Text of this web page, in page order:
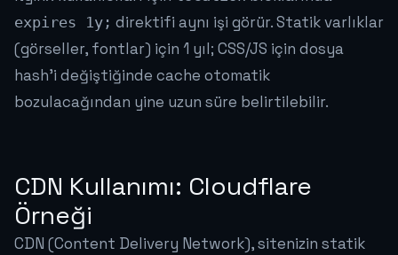
expires 1y; direktifi aynı işi görür. Statik varlıklar
(görseller, fontlar) için 1 yıl; CSS/JS için dosya
hash'i değiştiğinde cache otomatik
bozulacağından yine uzun süre belirtilebilir.
CDN Kullanımı: Cloudflare
Örneği
CDN (Content Delivery Network), sitenizin statik